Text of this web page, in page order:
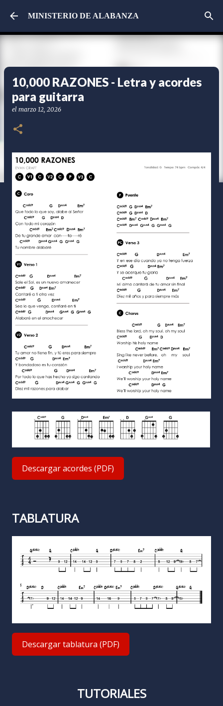
Ir al contenido principal
MINISTERIO DE ALABANZA
10,000 RAZONES - Letra y acordes
para guitarra
el marzo 12, 2026
Descargar acordes (PDF)
TABLATURA
Descargar tablatura (PDF)
TUTORIALES